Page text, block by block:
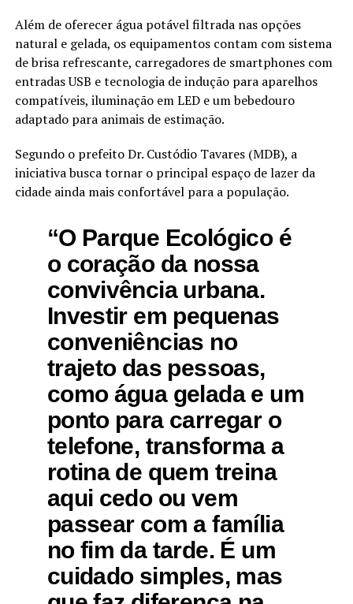
Além de oferecer água potável filtrada nas opções
natural e gelada, os equipamentos contam com sistema
de brisa refrescante, carregadores de smartphones com
entradas USB e tecnologia de indução para aparelhos
compatíveis, iluminação em LED e um bebedouro
adaptado para animais de estimação.
Segundo o prefeito Dr. Custódio Tavares (MDB), a
iniciativa busca tornar o principal espaço de lazer da
cidade ainda mais confortável para a população.
“O Parque Ecológico é
o coração da nossa
convivência urbana.
Investir em pequenas
conveniências no
trajeto das pessoas,
como água gelada e um
ponto para carregar o
telefone, transforma a
rotina de quem treina
aqui cedo ou vem
passear com a família
no fim da tarde. É um
cuidado simples, mas